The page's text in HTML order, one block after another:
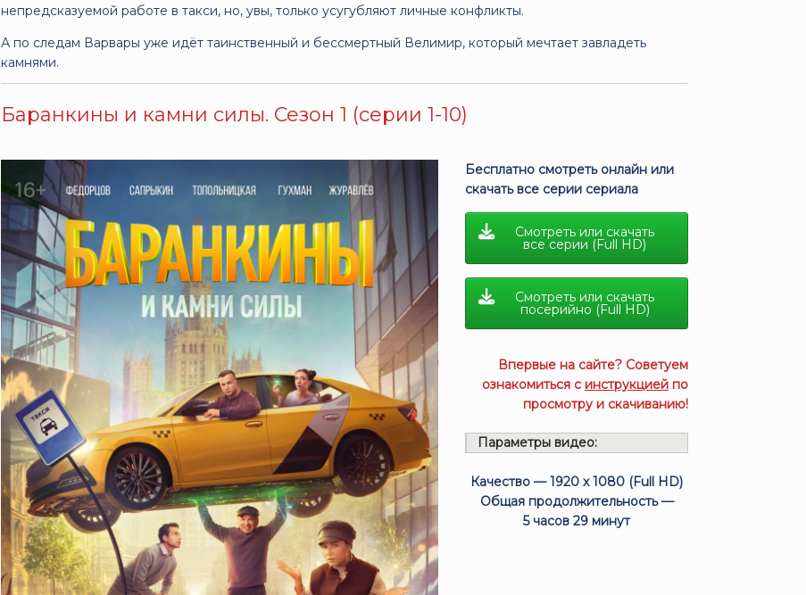
непредсказуемой работе в такси, но, увы, только усугубляют личные конфликты.
А по следам Варвары уже идёт таинственный и бессмертный Велимир, который мечтает завладеть
камнями.
Баранкины и камни силы. Сезон 1 (серии 1-10)
Бесплатно смотреть онлайн или
скачать все серии сериала
Смотреть или скачать
все серии (Full HD)
Смотреть или скачать
посерийно (Full HD)
Впервые на сайте? Советуем
ознакомиться с инструкцией по
просмотру и скачиванию!
Параметры видео:
Качество — 1920 x 1080 (Full HD)
Общая продолжительность —
5 часов 29 минут